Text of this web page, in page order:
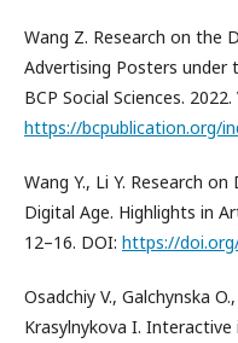
Wang Z. Research on the
Advertising Posters under
BCP Social Sciences. 2022.
https://bcpublication.org/
Wang Y., Li Y. Research
Digital Age. Highlights in
12–16. DOI: https://
Osadchiy V., Galchynska
Krasylnykova I.